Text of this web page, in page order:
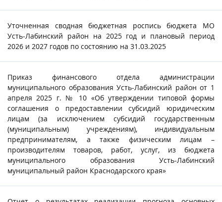
Уточненная сводная бюджетная роспись бюджета МО
Усть-Лабинский район на 2025 год и плановый период
2026 и 2027 годов по состоянию на 31.03.2025
Приказ финансового отдела администрации
муниципального образования Усть-Лабинский район от 1
апреля 2025 г. № 10 «Об утверждении типовой формы
соглашения о предоставлении субсидий юридическим
лицам (за исключением субсидий государственным
(муниципальным) учреждениям), индивидуальным
предпринимателям, а также физическим лицам –
производителям товаров, работ, услуг, из бюджета
муниципального образования Усть-Лабинский
муниципальный район Краснодарского края»